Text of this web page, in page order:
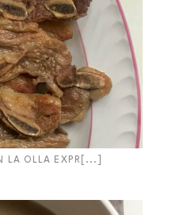
LA OLLA EXPR[...]